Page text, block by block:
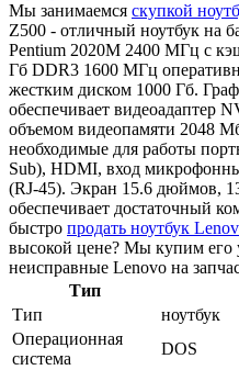
Мы занимаемся скупкой
Z500 - отличный ноутбук на
Pentium 2020M 2400 МГц с
Гб DDR3 1600 МГц
жестким диском 1000 Гб.
обеспечивает видеоадаптер
объемом видеопамяти 2048
необходимые для работы
Sub), HDMI, вход
(RJ-45). Экран 15.6 дюймов,
обеспечивает достаточный
быстро продать ноутбук
высокой цене? Мы купим его
неисправные Lenovo на
Тип
Тип
ноутбук
Операционная
система
DOS